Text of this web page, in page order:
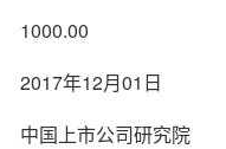
1000.00
2017年12月01日
中国上市公司研究院